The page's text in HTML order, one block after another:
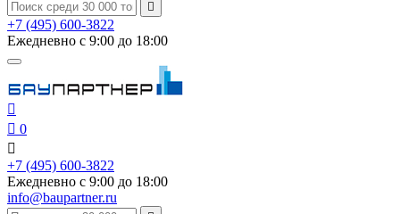

+7 (495) 600-3822
Ежедневно с 9:00 до 18:00

 0

+7 (495) 600-3822
Ежедневно с 9:00 до 18:00
info@baupartner.ru